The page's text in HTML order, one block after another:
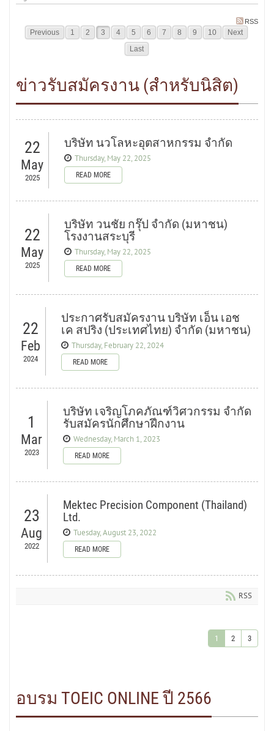
RSS
Previous 1 2 3 4 5 6 7 8 9 10
Next
Last
ข่าวรับสมัครงาน (สำหรับนิสิต)
22
May
2025
บริษัท นวโลหะอุตสาหกรรม จำกัด
Thursday, May 22, 2025
READ MORE
22
May
2025
บริษัท วนชัย กรุ๊ป จำกัด (มหาชน)
โรงงานสระบุรี
Thursday, May 22, 2025
READ MORE
22
Feb
2024
ประกาศรับสมัครงาน บริษัท เอ็น เอช
เค สปริง (ประเทศไทย) จำกัด (มหาชน)
Thursday, February 22, 2024
READ MORE
1
Mar
2023
บริษัท เจริญโภคภัณฑ์วิศวกรรม จำกัด
รับสมัครนักศึกษาฝึกงาน
Wednesday, March 1, 2023
READ MORE
23
Aug
2022
Mektec Precision Component (Thailand)
Ltd.
Tuesday, August 23, 2022
READ MORE
RSS
1 2 3
อบรม TOEIC ONLINE ปี 2566